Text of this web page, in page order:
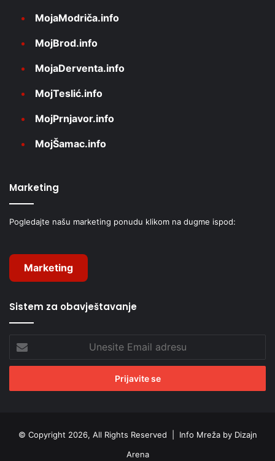
MojaModriča.info
MojBrod.info
MojaDerventa.info
MojTeslić.info
MojPrnjavor.info
MojŠamac.info
Marketing
Pogledajte našu marketing ponudu klikom na dugme ispod:
Marketing
Sistem za obavještavanje
Email
adresu
© Copyright 2026, All Rights Reserved | Info Mreža by Dizajn
Arena